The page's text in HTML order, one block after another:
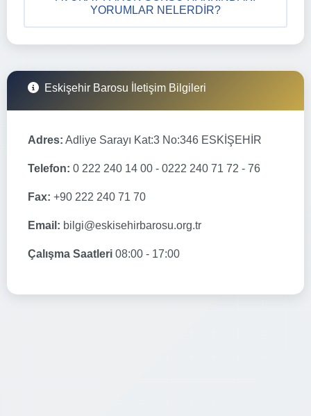
YORUMLAR NELERDIR?
Eskişehir Barosu İletişim Bilgileri
Adres: Adliye Sarayı Kat:3 No:346 ESKİŞEHİR
Telefon: 0 222 240 14 00 - 0222 240 71 72 - 76
Fax: +90 222 240 71 70
Email: bilgi@eskisehirbarosu.org.tr
Çalışma Saatleri 08:00 - 17:00